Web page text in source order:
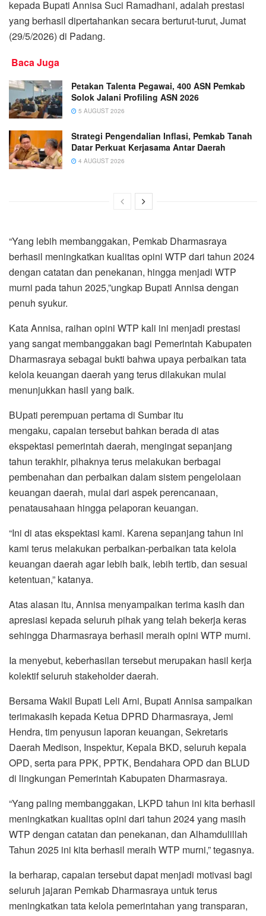
kepada Bupati Annisa Suci Ramadhani, adalah prestasi
yang berhasil dipertahankan secara berturut-turut, Jumat
(29/5/2026) di Padang.
Baca Juga
Petakan Talenta Pegawai, 400 ASN Pemkab
Solok Jalani Profiling ASN 2026
5 AUGUST 2026
Strategi Pengendalian Inflasi, Pemkab Tanah
Datar Perkuat Kerjasama Antar Daerah
4 AUGUST 2026
“Yang lebih membanggakan, Pemkab Dharmasraya
berhasil meningkatkan kualitas opini WTP dari tahun 2024
dengan catatan dan penekanan, hingga menjadi WTP
murni pada tahun 2025,”ungkap Bupati Annisa dengan
penuh syukur.
Kata Annisa, raihan opini WTP kali ini menjadi prestasi
yang sangat membanggakan bagi Pemerintah Kabupaten
Dharmasraya sebagai bukti bahwa upaya perbaikan tata
kelola keuangan daerah yang terus dilakukan mulai
menunjukkan hasil yang baik.
BUpati perempuan pertama di Sumbar itu
mengaku, capaian tersebut bahkan berada di atas
ekspektasi pemerintah daerah, mengingat sepanjang
tahun terakhir, pihaknya terus melakukan berbagai
pembenahan dan perbaikan dalam sistem pengelolaan
keuangan daerah, mulai dari aspek perencanaan,
penatausahaan hingga pelaporan keuangan.
“Ini di atas ekspektasi kami. Karena sepanjang tahun ini
kami terus melakukan perbaikan-perbaikan tata kelola
keuangan daerah agar lebih baik, lebih tertib, dan sesuai
ketentuan,” katanya.
Atas alasan itu, Annisa menyampaikan terima kasih dan
apresiasi kepada seluruh pihak yang telah bekerja keras
sehingga Dharmasraya berhasil meraih opini WTP murni.
Ia menyebut, keberhasilan tersebut merupakan hasil kerja
kolektif seluruh stakeholder daerah.
Bersama Wakil Bupati Leli Arni, Bupati Annisa sampaikan
terimakasih kepada Ketua DPRD Dharmasraya, Jemi
Hendra, tim penyusun laporan keuangan, Sekretaris
Daerah Medison, Inspektur, Kepala BKD, seluruh kepala
OPD, serta para PPK, PPTK, Bendahara OPD dan BLUD
di lingkungan Pemerintah Kabupaten Dharmasraya.
“Yang paling membanggakan, LKPD tahun ini kita berhasil
meningkatkan kualitas opini dari tahun 2024 yang masih
WTP dengan catatan dan penekanan, dan Alhamdulillah
Tahun 2025 ini kita berhasil meraih WTP murni,” tegasnya.
Ia berharap, capaian tersebut dapat menjadi motivasi bagi
seluruh jajaran Pemkab Dharmasraya untuk terus
meningkatkan tata kelola pemerintahan yang transparan,